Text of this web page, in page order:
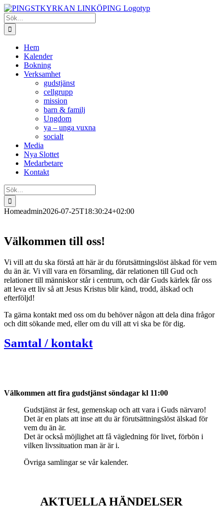
Fortsätt
till
innehållet
Sök
efter:
Hem
Kalender
Bokning
Verksamhet
gudstjänst
cellgrupp
mission
barn & familj
Ungdom
ya – unga vuxna
socialt
Media
Nya Slottet
Medarbetare
Kontakt
Sök
efter:
Homeadmin2026-07-25T18:30:24+02:00
Välkommen till oss!
Vi vill att du ska förstå att här är du förutsättningslöst älskad för vem
du än är. Vi vill vara en församling, där relationen till Gud och
relationer till människor står i centrum, och där Guds kärlek får oss
att leva ett liv så att Jesus Kristus blir känd, trodd, älskad och
efterföljd!
Ta gärna kontakt med oss om du behöver någon att dela dina frågor
och ditt sökande med, eller om du vill att vi ska be för dig.
Samtal / kontakt
Välkommen att fira gudstjänst söndagar kl 11:00
Gudstjänst är fest, gemenskap och att vara i Guds närvaro!
Det är en plats att inse att du är förutsättningslöst älskad för
vem du än är.
Det är också möjlighet att få vägledning för livet, förbön i
vilken livssituation man äräri.
Övriga samlingar se vår kalender.
AKTUELLA HÄNDELSER